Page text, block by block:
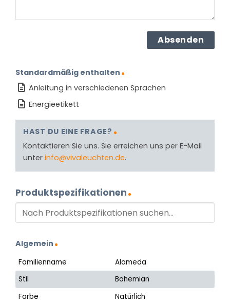
Standardmäßig enthalten
Anleitung in verschiedenen Sprachen
Energieetikett
HAST DU EINE FRAGE?
Kontaktieren Sie uns. Sie erreichen uns per E-Mail
unter info@vivaleuchten.de.
Produktspezifikationen
Algemein
Familienname
Alameda
Stil
Bohemian
Farbe
Natürlich